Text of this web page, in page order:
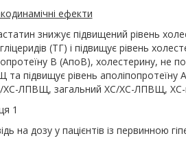
ефекти
знижує підвищений рівень
(ТГ) і підвищує рівень
В (АпоВ), холестерину, не
підвищує рівень аполіпопротеїну
ЛПВЩ, загальний ХС/ХС-ЛПВЩ,
1
на дозу у пацієнтів із первинною